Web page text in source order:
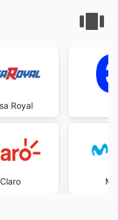
Royal
Claro